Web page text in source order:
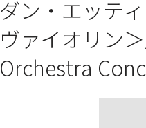
ダン・エッテ
ヴァイオリン
Orchestra